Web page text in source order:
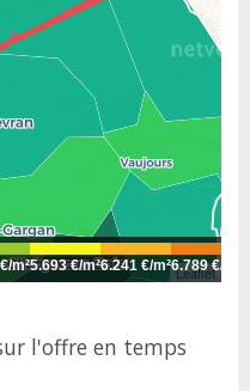
Leaflet
m²5.693 €/m²6.241 €/m²6.789 €/m²
l'offre en temps